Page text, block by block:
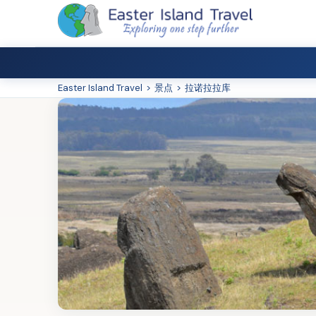
Easter Island Travel > 景点 > 拉诺拉拉库